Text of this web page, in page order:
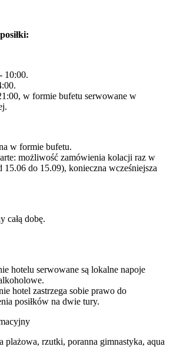
10:00.
w formie bufetu serwowane w
w formie bufetu.
możliwość zamówienia kolacji raz w
15.06 do 15.09), konieczna wcześniejsza
całą dobę.
hotelu serwowane są lokalne napoje
hotel zastrzega sobie prawo do
posiłków na dwie tury.
plażowa, rzutki, poranna gimnastyka, aqua